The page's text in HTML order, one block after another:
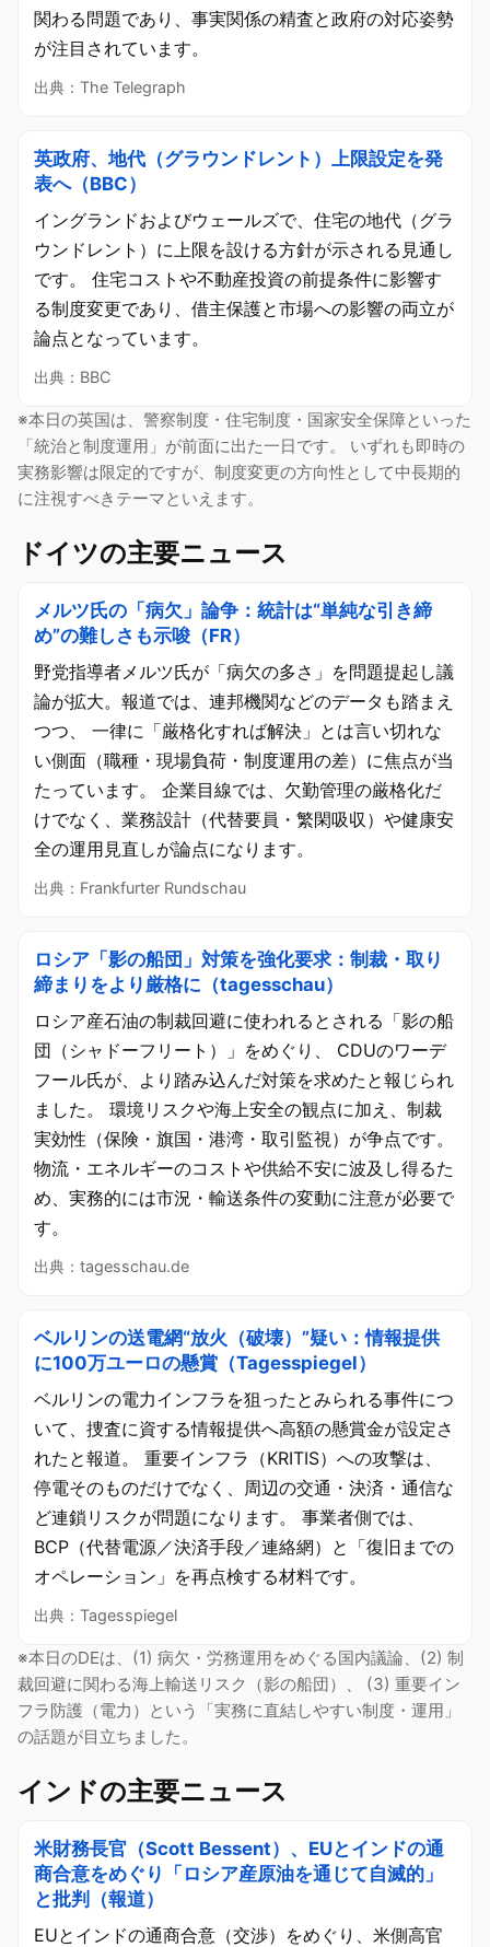
関わる問題であり、事実関係の精査と政府の対応姿勢
が注目されています。
出典：The Telegraph
英政府、地代（グラウンドレント）上限設定を発
表へ（BBC）
イングランドおよびウェールズで、住宅の地代（グラ
ウンドレント）に上限を設ける方針が示される見通し
です。 住宅コストや不動産投資の前提条件に影響す
る制度変更であり、借主保護と市場への影響の両立が
論点となっています。
出典：BBC
※本日の英国は、警察制度・住宅制度・国家安全保障といった
「統治と制度運用」が前面に出た一日です。 いずれも即時の
実務影響は限定的ですが、制度変更の方向性として中長期的
に注視すべきテーマといえます。
ドイツの主要ニュース
メルツ氏の「病欠」論争：統計は“単純な引き締
め”の難しさも示唆（FR）
野党指導者メルツ氏が「病欠の多さ」を問題提起し議
論が拡大。報道では、連邦機関などのデータも踏まえ
つつ、 一律に「厳格化すれば解決」とは言い切れな
い側面（職種・現場負荷・制度運用の差）に焦点が当
たっています。 企業目線では、欠勤管理の厳格化だ
けでなく、業務設計（代替要員・繁閑吸収）や健康安
全の運用見直しが論点になります。
出典：Frankfurter Rundschau
ロシア「影の船団」対策を強化要求：制裁・取り
締まりをより厳格に（tagesschau）
ロシア産石油の制裁回避に使われるとされる「影の船
団（シャドーフリート）」をめぐり、 CDUのワーデ
フール氏が、より踏み込んだ対策を求めたと報じられ
ました。 環境リスクや海上安全の観点に加え、制裁
実効性（保険・旗国・港湾・取引監視）が争点です。
物流・エネルギーのコストや供給不安に波及し得るた
め、実務的には市況・輸送条件の変動に注意が必要で
す。
出典：tagesschau.de
ベルリンの送電網“放火（破壊）”疑い：情報提供
に100万ユーロの懸賞（Tagesspiegel）
ベルリンの電力インフラを狙ったとみられる事件につ
いて、捜査に資する情報提供へ高額の懸賞金が設定さ
れたと報道。 重要インフラ（KRITIS）への攻撃は、
停電そのものだけでなく、周辺の交通・決済・通信な
ど連鎖リスクが問題になります。 事業者側では、
BCP（代替電源／決済手段／連絡網）と「復旧までの
オペレーション」を再点検する材料です。
出典：Tagesspiegel
※本日のDEは、(1) 病欠・労務運用をめぐる国内議論、(2) 制
裁回避に関わる海上輸送リスク（影の船団）、 (3) 重要イン
フラ防護（電力）という「実務に直結しやすい制度・運用」
の話題が目立ちました。
インドの主要ニュース
米財務長官（Scott Bessent）、EUとインドの通
商合意をめぐり「ロシア産原油を通じて自滅的」
と批判（報道）
EUとインドの通商合意（交渉）をめぐり、米側高官